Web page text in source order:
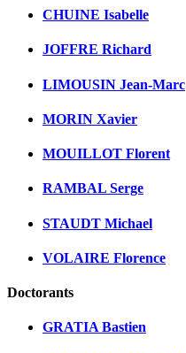
CHUINE Isabelle
JOFFRE Richard
LIMOUSIN Jean-Marc
MORIN Xavier
MOUILLOT Florent
RAMBAL Serge
STAUDT Michael
VOLAIRE Florence
Doctorants
GRATIA Bastien